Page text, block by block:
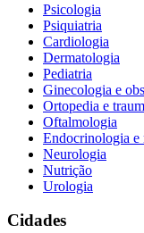
Psicologia
Psiquiatria
Cardiologia
Dermatologia
Pediatria
Ginecologia e
Ortopedia e
Oftalmologia
Endocrinologia e
Neurologia
Nutrição
Urologia
Cidades